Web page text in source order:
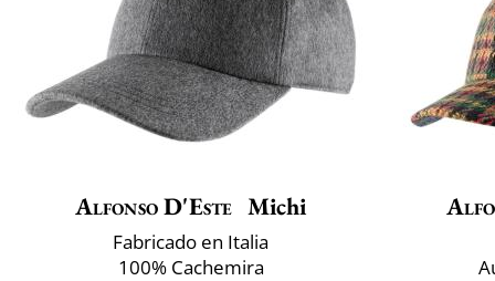
Alfonso D'Este Michi
Fabricado en Italia
100% Cachemira